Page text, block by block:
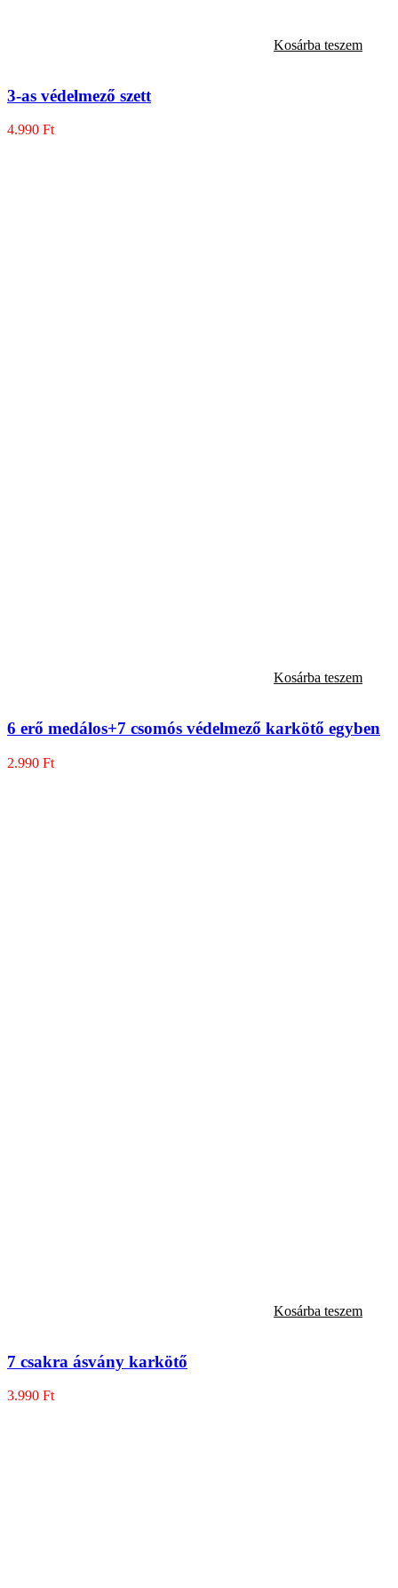
Kosárba teszem
3-as védelmező szett
4.990 Ft
Kosárba teszem
6 erő medálos+7 csomós védelmező karkötő egyben
2.990 Ft
Kosárba teszem
7 csakra ásvány karkötő
3.990 Ft